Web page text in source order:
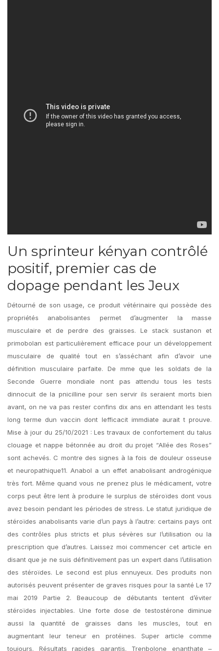
Un sprinteur kényan contrôlé
positif, premier cas de
dopage pendant les Jeux
Détourné de son usage, ce produit vétérinaire qui possède des
propriétés anabolisantes permet d’augmenter la masse
musculaire et de perdre des graisses. Le stack sustanon et
primobolan est particulièrement efficace pour un développement
musculaire de qualité tout en s’asséchant afin d’avoir une
définition musculaire parfaite. De mme que les soldats de la
Seconde Guerre mondiale nont pas attendu tous les tests
dinnocuit de la pnicilline pour sen servir ils seraient morts bien
avant, on ne va pas rester confins dix ans en attendant les tests
long terme dun vaccin dont lefficacit immdiate aurait t prouve.
Mise à jour du 25/10/2021 : Les travaux de confortement du talus
clouage et nappe bétonnée au droit du projet “Allée des Roses”
sont achevés. C montre des signes à la fois de douleur osseuse
et neuropathique11. Anabol a un effet anabolisant androgénique
très fort. Même quand vous ne prenez plus le médicament, votre
corps peut être lent à produire le surplus de stéroïdes dont vous
avez besoin pendant les périodes de stress. Le statut juridique de
stéroïdes anabolisants varie d’un pays à l’autre: certains pays ont
des contrôles plus stricts et plus sévères sur l’utilisation ou la
prescription que d’autres. Laissez moi commencer cet article en
disant que je ne suis définitivement pas un expert dans l’utilisation
des stéroïdes. Le second est plus ennuyeux. Des produits non
autorisés peuvent présenter de graves risques pour la santé Le 17
mai 2019 Partie 2. Beaucoup de débutants tentent d’éviter
stéroïdes injectables. Une forte dose de testostérone diminue
aussi la quantité de graisses dans les muscles, tout en
augmentant leur teneur en protéines. Super article comme
toujours. Résultats rapides garantis. Trenbolone enanthate –